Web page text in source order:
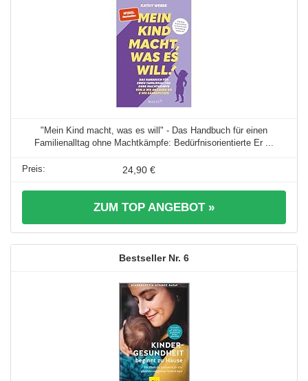
"Mein Kind macht, was es will" - Das Handbuch für einen
Familienalltag ohne Machtkämpfe: Bedürfnisorientierte Er ...
24,90 €
ZUM TOP ANGEBOT »
6